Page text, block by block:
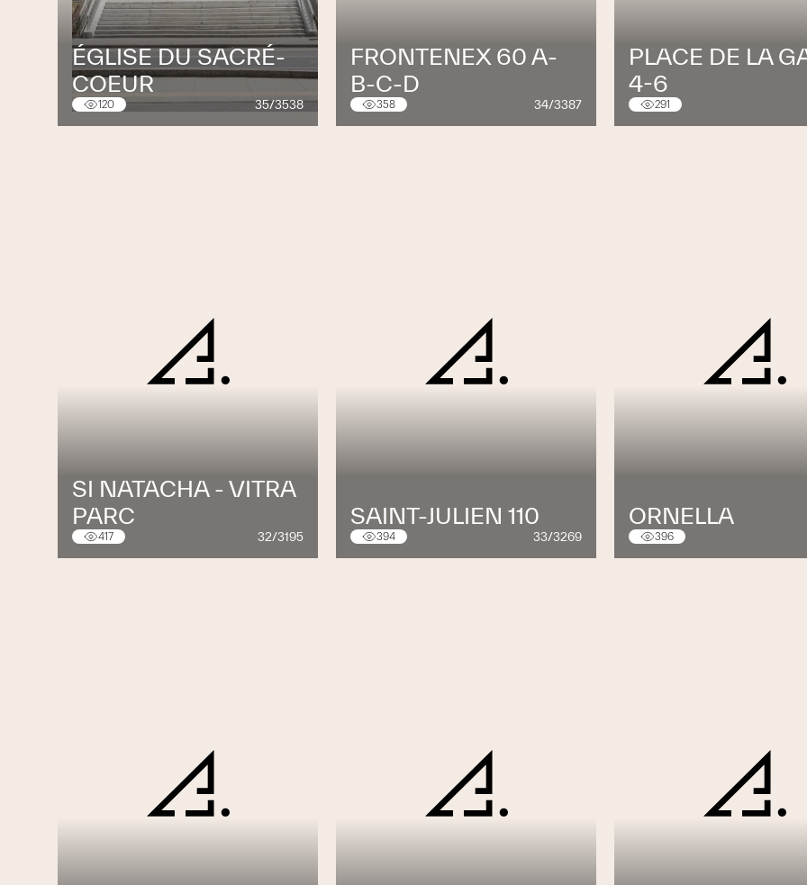
ÉGLISE DU SACRÉ-
COEUR
120 35/3538
FRONTENEX 60 A-
B-C-D
358 34/3387
PLACE DE LA
4-6
291
SI NATACHA - VITRA
PARC
417 32/3195
SAINT-JULIEN 110
394 33/3269
ORNELLA
396